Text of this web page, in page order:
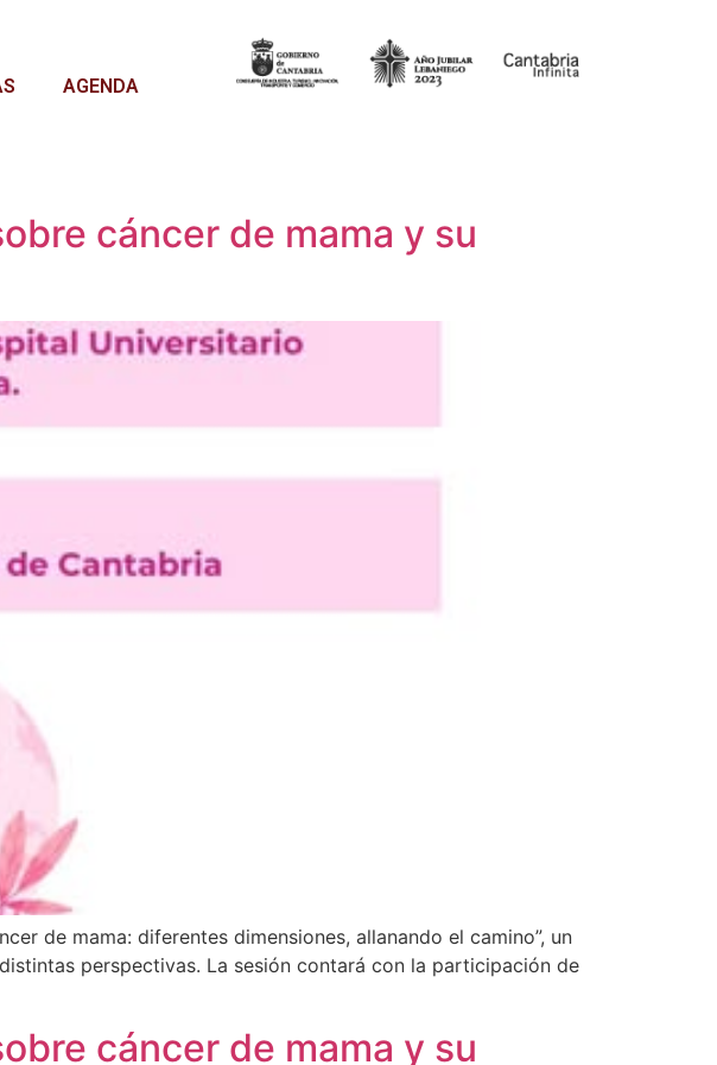
AGENDA
cáncer de mama y su
de mama: diferentes dimensiones, allanando el camino”, un
perspectivas. La sesión contará con la participación de
cáncer de mama y su